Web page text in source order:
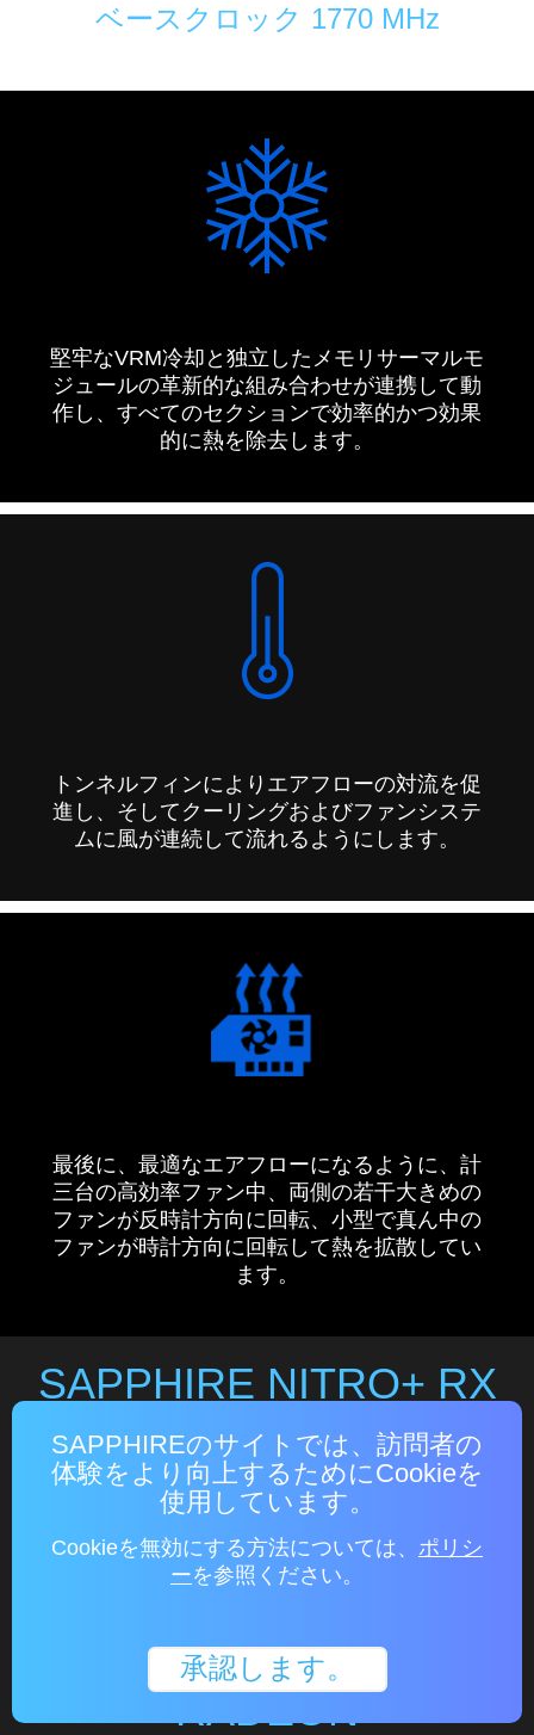
SAPPHIREのサイトでは、訪問者の
体験をより向上するためにCookieを
使用しています。
Cookieを無効にする方法については、 ポリシ
ーを参照ください。
承認します。
ベースクロック 1770 MHz
堅牢なVRM冷却と独立したメモリサーマルモ
ジュールの革新的な組み合わせが連携して動
作し、すべてのセクションで効率的かつ効果
的に熱を除去します。
トンネルフィンによりエアフローの対流を促
進し、そしてクーリングおよびファンシステ
ムに風が連続して流れるようにします。
最後に、最適なエアフローになるように、計
三台の高効率ファン中、両側の若干大きめの
ファンが反時計方向に回転、小型で真ん中の
ファンが時計方向に回転して熱を拡散してい
ます。
SAPPHIRE NITRO+ RX
5700 XT
RADEON